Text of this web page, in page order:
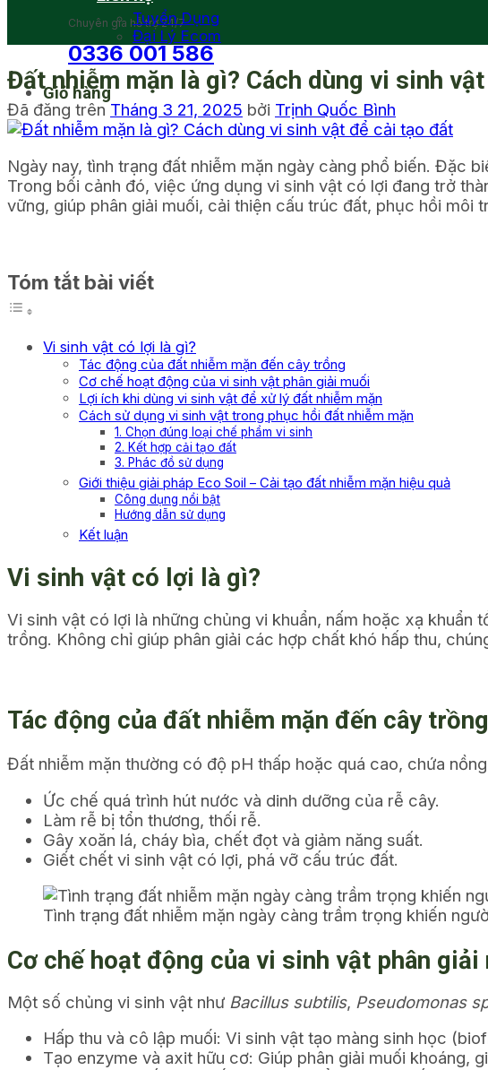
Chuyên gia hỗ trợ 24/7
0336 001 586
Giỏ hàng
Tuyển Dụng
Đại Lý Ecom
Đất nhiễm mặn là gì? Cách dùng vi sinh
Đã đăng trên Tháng 3 21, 2025 bởi Trịnh Quốc Bình
Ngày nay, tình trạng đất nhiễm mặn ngày càng phổ biến. Đặc
Trong bối cảnh đó, việc ứng dụng vi sinh vật có lợi đang trở
vững, giúp phân giải muối, cải thiện cấu trúc đất, phục hồi môi
Tóm tắt bài viết
Vi sinh vật có lợi là gì?
Tác động của đất nhiễm mặn đến cây trồng
Cơ chế hoạt động của vi sinh vật phân giải muối
Lợi ích khi dùng vi sinh vật để xử lý đất nhiễm mặn
Cách sử dụng vi sinh vật trong phục hồi đất nhiễm mặn
1. Chọn đúng loại chế phẩm vi sinh
2. Kết hợp cải tạo đất
3. Phác đồ sử dụng
Giới thiệu giải pháp Eco Soil – Cải tạo đất nhiễm mặn hiệu quả
Công dụng nổi bật
Hướng dẫn sử dụng
Kết luận
Vi sinh vật có lợi là gì?
Vi sinh vật có lợi là những chủng vi khuẩn, nấm hoặc xạ
trồng. Không chỉ giúp phân giải các hợp chất khó hấp thu,
Tác động của đất nhiễm mặn đến cây trồng
Đất nhiễm mặn thường có độ pH thấp hoặc quá cao, chứa
Ức chế quá trình hút nước và dinh dưỡng của rễ cây.
Làm rễ bị tổn thương, thối rễ.
Gây xoăn lá, cháy bìa, chết đọt và giảm năng suất.
Giết chết vi sinh vật có lợi, phá vỡ cấu trúc đất.
Tình trạng đất nhiễm mặn ngày càng trầm trọng khiến
Cơ chế hoạt động của vi sinh vật phân giải
Một số chủng vi sinh vật như Bacillus subtilis, Pseudomonas
Hấp thu và cô lập muối: Vi sinh vật tạo màng sinh học
Tạo enzyme và axit hữu cơ: Giúp phân giải muối khoáng,